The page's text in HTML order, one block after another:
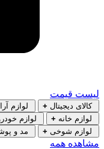
لیست قیمت
کالای دیجیتال + لوازم
لوازم خانه + لوازم
لوازم شوخی + مد و
مشاهده همه